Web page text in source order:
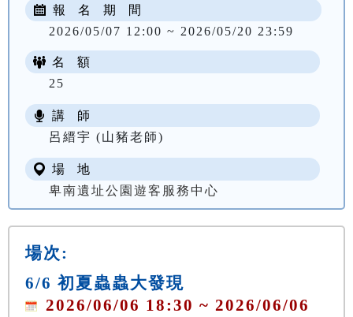
報 名 期 間
2026/05/07 12:00 ~ 2026/05/20 23:59
名 額
25
講 師
呂縉宇 (山豬老師)
場 地
卑南遺址公園遊客服務中心
場次:
6/6 初夏蟲蟲大發現
2026/06/06 18:30 ~ 2026/06/06